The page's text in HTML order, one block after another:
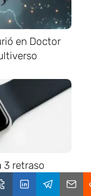
en Doctor
3 retraso